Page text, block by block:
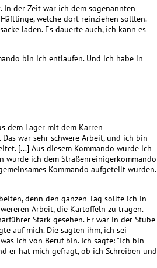
In der Zeit war ich dem sogenannten
welche dort reinziehen sollten.
laden. Es dauerte auch, ich kann es
bin ich entlaufen. Und ich habe in
dem Lager mit dem Karren
war sehr schwere Arbeit, und ich bin
[...] Aus diesem Kommando wurde ich
wurde ich dem Straßenreinigerkommando
Kommando aufgeteilt wurden.
denn den ganzen Tag sollte ich in
Arbeit, die Kartoffeln zu tragen.
Stark gesehen. Er war in der Stube
auf mich. Die sagten ihm, ich sei
ich von Beruf bin. Ich sagte: "Ich bin
er hat mich gefragt, ob ich Schreiben und